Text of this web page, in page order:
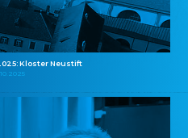
Kloster Neustift